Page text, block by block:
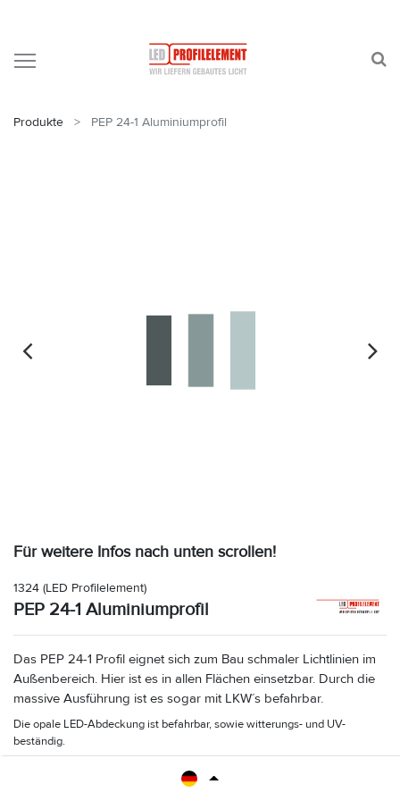
Produkte PEP 24-1 Aluminiumprofil
Für weitere Infos nach unten scrollen!
1324 (LED Profilelement)
PEP 24-1 Aluminiumprofil
Das PEP 24-1 Profil eignet sich zum Bau schmaler Lichtlinien im
Außenbereich. Hier ist es in allen Flächen einsetzbar. Durch die
massive Ausführung ist es sogar mit LKW´s befahrbar.
Die opale LED-Abdeckung ist befahrbar, sowie witterungs- und UV-
beständig.